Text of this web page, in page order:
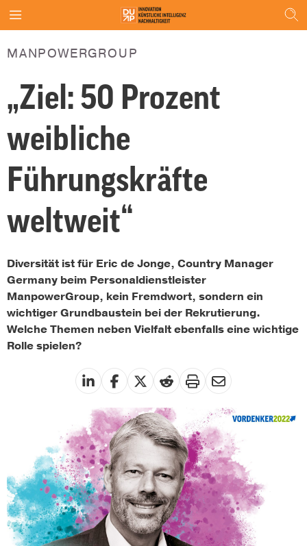
MANPOWERGROUP
„Ziel: 50 Prozent
weibliche
Führungskräfte
weltweit“
Diversität ist für Eric de Jonge, Country Manager
Germany beim Personaldienstleister
ManpowerGroup, kein Fremdwort, sondern ein
wichtiger Grundbaustein bei der Rekrutierung.
Welche Themen neben Vielfalt ebenfalls eine wichtige
Rolle spielen?